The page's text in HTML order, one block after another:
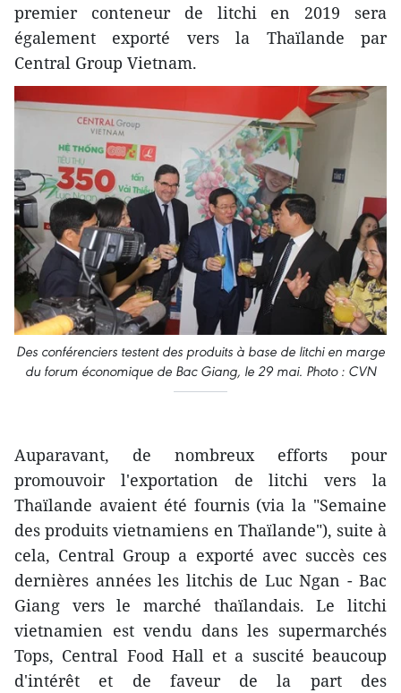
premier conteneur de litchi en 2019 sera
également exporté vers la Thaïlande par
Central Group Vietnam.
Des conférenciers testent des produits à base de litchi en marge
du forum économique de Bac Giang, le 29 mai. Photo : CVN
Auparavant, de nombreux efforts pour
promouvoir l'exportation de litchi vers la
Thaïlande avaient été fournis (via la "Semaine
des produits vietnamiens en Thaïlande"), suite à
cela, Central Group a exporté avec succès ces
dernières années les litchis de Luc Ngan - Bac
Giang vers le marché thaïlandais. Le litchi
vietnamien est vendu dans les supermarchés
Tops, Central Food Hall et a suscité beaucoup
d'intérêt et de faveur de la part des